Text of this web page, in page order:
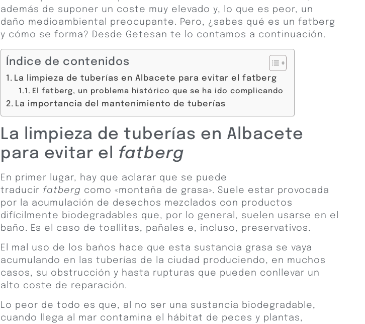
además de suponer un coste muy elevado y, lo que es peor, un
daño medioambiental preocupante. Pero, ¿sabes qué es un fatberg
y cómo se forma? Desde Getesan te lo contamos a continuación.
Índice de contenidos
La limpieza de tuberías en Albacete para evitar el fatberg
El fatberg, un problema histórico que se ha ido complicando
La importancia del mantenimiento de tuberías
La limpieza de tuberías en Albacete
para evitar el fatberg
En primer lugar, hay que aclarar que se puede
traducir fatberg como «montaña de grasa». Suele estar provocada
por la acumulación de desechos mezclados con productos
difícilmente biodegradables que, por lo general, suelen usarse en el
baño. Es el caso de toallitas, pañales e, incluso, preservativos.
El mal uso de los baños hace que esta sustancia grasa se vaya
acumulando en las tuberías de la ciudad produciendo, en muchos
casos, su obstrucción y hasta rupturas que pueden conllevar un
alto coste de reparación.
Lo peor de todo es que, al no ser una sustancia biodegradable,
cuando llega al mar contamina el hábitat de peces y plantas,